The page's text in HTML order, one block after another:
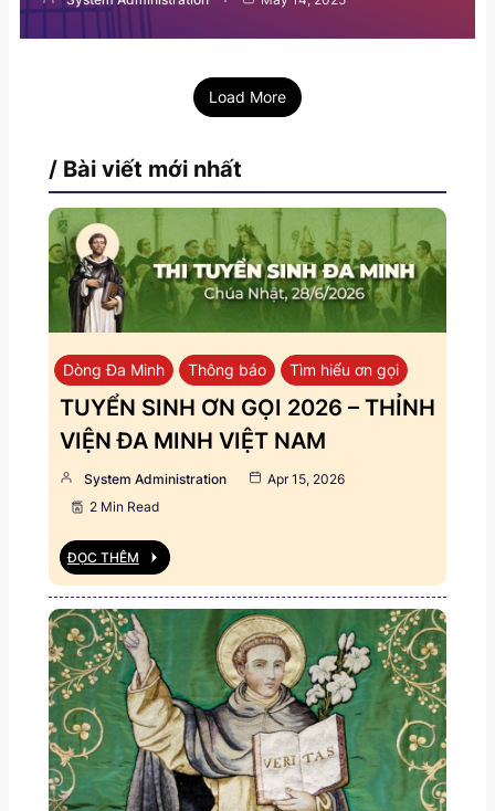
Load More
/ Bài viết mới nhất
Dòng Đa Minh Thông báo Tìm hiểu ơn gọi
TUYỂN SINH ƠN GỌI 2026 – THỈNH
VIỆN ĐA MINH VIỆT NAM
System Administration
Apr 15, 2026
2 Min Read
ĐỌC THÊM